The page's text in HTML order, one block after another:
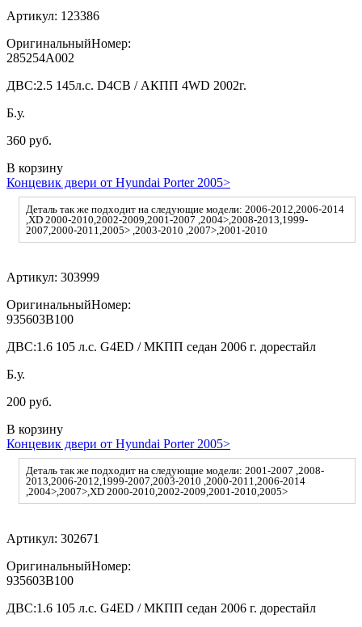
Артикул: 123386
ОригинальныйНомер:
285254A002
ДВС:2.5 145л.с. D4CB / АКПП 4WD 2002г.
Б.у.
360 руб.
В корзину
Концевик двери от Hyundai Porter 2005>
Деталь так же подходит на следующие модели: 2006-2012,2006-2014
,XD 2000-2010,2002-2009,2001-2007 ,2004>,2008-2013,1999-
2007,2000-2011,2005> ,2003-2010 ,2007>,2001-2010
Артикул: 303999
ОригинальныйНомер:
935603B100
ДВС:1.6 105 л.с. G4ED / МКПП седан 2006 г. дорестайл
Б.у.
200 руб.
В корзину
Концевик двери от Hyundai Porter 2005>
Деталь так же подходит на следующие модели: 2001-2007 ,2008-
2013,2006-2012,1999-2007,2003-2010 ,2000-2011,2006-2014
,2004>,2007>,XD 2000-2010,2002-2009,2001-2010,2005>
Артикул: 302671
ОригинальныйНомер:
935603B100
ДВС:1.6 105 л.с. G4ED / МКПП седан 2006 г. дорестайл